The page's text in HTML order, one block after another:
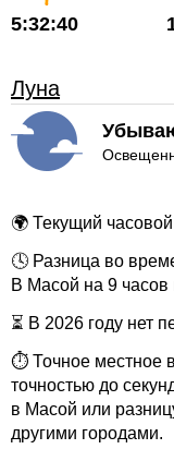
5:32:40
Луна
🌍 Текущий
🕓 Разница во
В Масой на 9
⏳ В 2026 году нет
⏱ Точное местное
точностью до
в Масой или
другими городами.